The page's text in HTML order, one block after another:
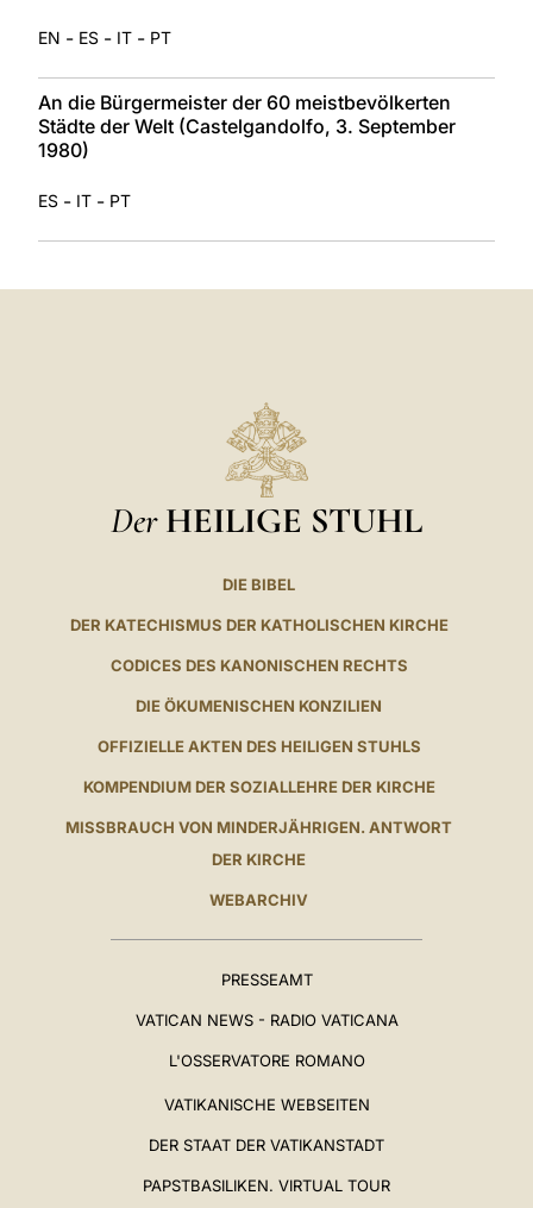
EN - ES - IT - PT
An die Bürgermeister der 60 meistbevölkerten
Städte der Welt (Castelgandolfo, 3. September
1980)
ES - IT - PT
Der HEILIGE STUHL
DIE BIBEL
DER KATECHISMUS DER KATHOLISCHEN KIRCHE
CODICES DES KANONISCHEN RECHTS
DIE ÖKUMENISCHEN KONZILIEN
OFFIZIELLE AKTEN DES HEILIGEN STUHLS
KOMPENDIUM DER SOZIALLEHRE DER KIRCHE
MISSBRAUCH VON MINDERJÄHRIGEN. ANTWORT
DER KIRCHE
WEBARCHIV
PRESSEAMT
VATICAN NEWS - RADIO VATICANA
L'OSSERVATORE ROMANO
VATIKANISCHE WEBSEITEN
DER STAAT DER VATIKANSTADT
PAPSTBASILIKEN. VIRTUAL TOUR